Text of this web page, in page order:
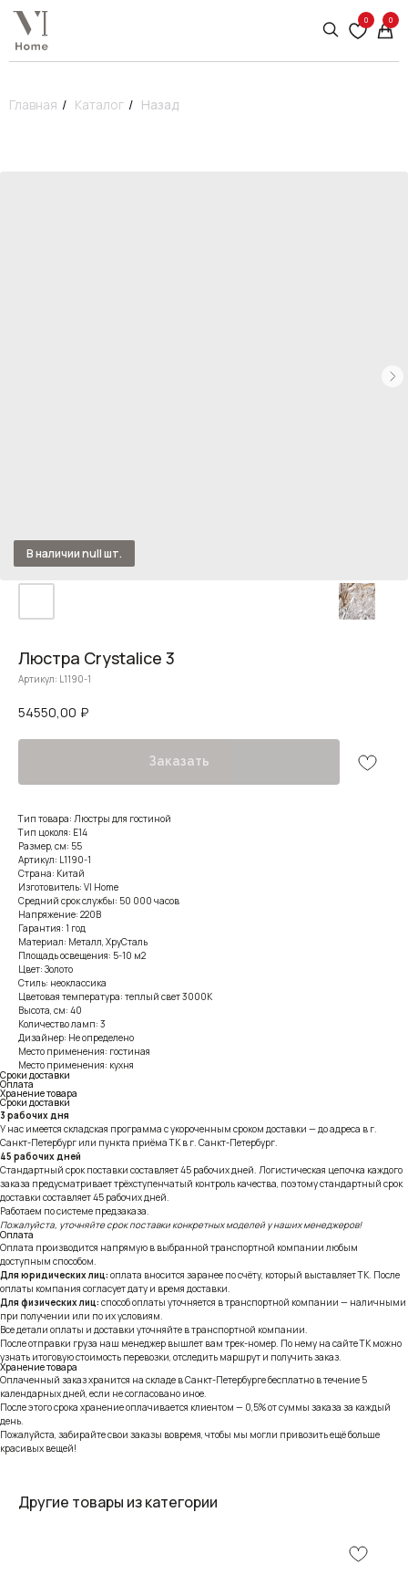
0 0
Главная / Каталог / Назад
Люстра Crystalice 3
Артикул: L1190-1
54550,00 ₽
Заказать
Тип товара: Люстры для гостиной
Тип цоколя: E14
Размер, см: 55
Артикул: L1190-1
Страна: Китай
Изготовитель: VI Home
Средний срок службы: 50 000 часов
Напряжение: 220В
Гарантия: 1 год
Материал: Металл, ХруСталь
Площадь освещения: 5-10 м2
Цвет: Золото
Стиль: неоклассика
Цветовая температура: теплый свет 3000К
Высота, см: 40
Количество ламп: 3
Дизайнер: Не определено
Место применения: гостиная
Место применения: кухня
Сроки доставки
Оплата
Хранение товара
Сроки доставки
3 рабочих дня
У нас имеется складская программа с укороченным сроком доставки — до адреса в г.
Санкт-Петербург или пункта приёма ТК в г. Санкт-Петербург.
45 рабочих дней
Стандартный срок поставки составляет 45 рабочих дней. Логистическая цепочка каждого
заказа предусматривает трёхступенчатый контроль качества, поэтому стандартный срок
доставки составляет 45 рабочих дней.
Работаем по системе предзаказа.
Пожалуйста, уточняйте срок поставки конкретных моделей у наших менеджеров!
Оплата
Оплата производится напрямую в выбранной транспортной компании любым
доступным способом.
Для юридических лиц: оплата вносится заранее по счёту, который выставляет ТК. После
оплаты компания согласует дату и время доставки.
Для физических лиц: способ оплаты уточняется в транспортной компании — наличными
при получении или по их условиям.
Все детали оплаты и доставки уточняйте в транспортной компании.
После отправки груза наш менеджер вышлет вам трек-номер. По нему на сайте ТК можно
узнать итоговую стоимость перевозки, отследить маршрут и получить заказ.
Хранение товара
Оплаченный заказ хранится на складе в Санкт-Петербурге бесплатно в течение 5
календарных дней, если не согласовано иное.
После этого срока хранение оплачивается клиентом — 0,5% от суммы заказа за каждый
день.
Пожалуйста, забирайте свои заказы вовремя, чтобы мы могли привозить ещё больше
красивых вещей!
Другие товары из категории